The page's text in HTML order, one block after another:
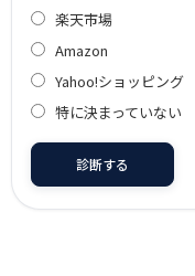
楽天市場
Amazon
Yahoo!ショッピング
特に決まっていない
診断する